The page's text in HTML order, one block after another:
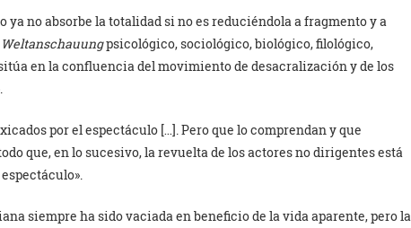
ya no absorbe la totalidad si no es reduciéndola a fragmento y a
Weltanschauungpsicológico, sociológico, biológico, filológico,
en la confluencia del movimiento de desacralización y de los
por el espectáculo […]. Pero que lo comprendan y que
que, en lo sucesivo, la revuelta de los actores no dirigentes está
siempre ha sido vaciada en beneficio de la vida aparente, pero la